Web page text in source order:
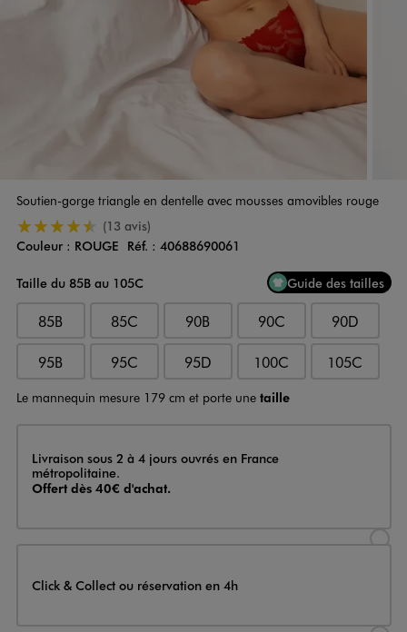
Soutien-gorge triangle en dentelle avec mousses amovibles rouge
4.5/5 de moyenne
(13 avis)
Couleur
Couleur : ROUGE Réf. : 40688690061
Taille du 85B au 105C
Guide des tailles
85B 85C 90B 90C 90D
95B 95C 95D 100C 105C
Le mannequin mesure 179 cm et porte une taille
Livraison
Livraison sous 2 à 4 jours ouvrés en France
métropolitaine.
Offert dès 40€ d'achat.
Click & Collect ou réservation en 4h